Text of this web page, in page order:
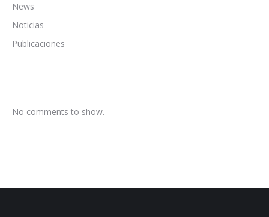
News
Noticias
Publicaciones
No comments to show.